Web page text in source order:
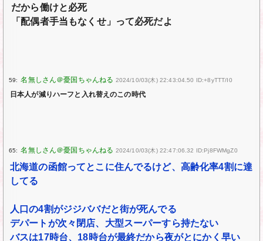
だから働けと必死
「配偶者手当もなくせ」って必死だよ
59: 2024/10/03(木) 22:43:04.50 ID:+8yTTT/I0
日本人が減りハーフと入れ替えのこの時代
65: 2024/10/03(木) 22:47:06.32 ID:Pj8FWMgZ0
北海道の函館ってとこに住んでるけど、高齢化率4割に達
してる
人口の4割がジジババだと街が死んでる
デパートが次々閉店、大型スーパーすら持たない
バスは17時台、18時台が最終だから夜がとにかく早い